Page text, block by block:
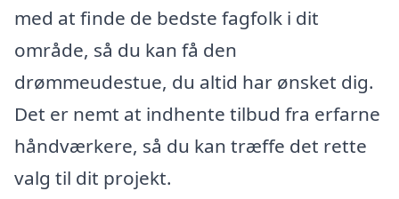
med at finde de bedste fagfolk i dit
område, så du kan få den
drømmeudestue, du altid har ønsket dig.
Det er nemt at indhente tilbud fra erfarne
håndværkere, så du kan træffe det rette
valg til dit projekt.